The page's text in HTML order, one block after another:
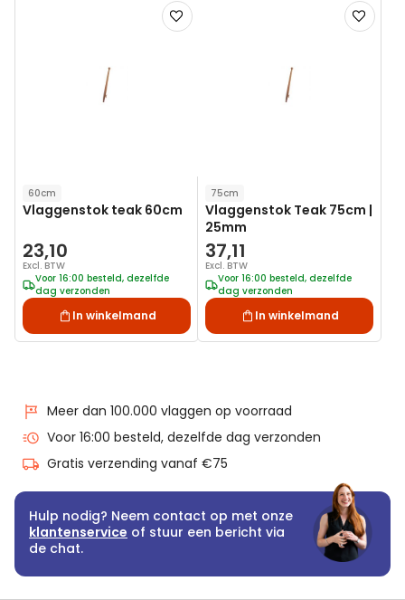
Voeg
toe
60cm
Vlaggenstok teak 60cm
23,10
Excl. BTW
Voor 16:00 besteld, dezelfde
dag verzonden
In winkelmand
Voeg
toe
75cm
Vlaggenstok Teak 75cm |
25mm
37,11
Excl. BTW
Voor 16:00 besteld, dezelfde
dag verzonden
In winkelmand
Meer dan 100.000 vlaggen op voorraad
Voor 16:00 besteld, dezelfde dag verzonden
Gratis verzending vanaf €75
Hulp nodig? Neem contact op met onze
klantenservice of stuur een bericht via
de chat.